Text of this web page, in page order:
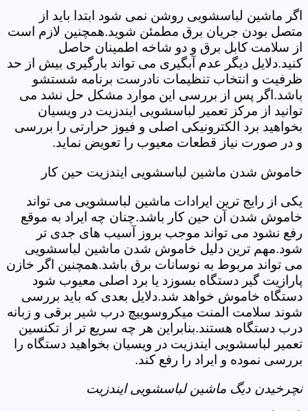
اگر ماشین لباسشویی روشن نمی شود ابتدا باید از
متصل بودن جریان برق مطمئن شوید.همچنین لازم است
از سلامت کابل برق و دو شاخه اطمینان حاصل
کنید.دلایل دیگر عدم آبگیری می تواند بارگیری بیش از حد
ظرفیت و انتخاب تنظیمات نادرست برنامه شستشو
باشد.اگر پس از بررسی این موارد مشکل حل نشد می
توانید از مرکز تعمیر لباسشویی ایندزیت در ویسیان
بخواهید برد الکترونیکی اصلی و فیوز حرارتی را بررسی
و در صورت نیاز قطعات معیوب را تعویض نماید.
خاموش شدن ماشین لباسشویی ایندزیت حین کار
یکی از رایج ترین ایرادات ماشین لباسشویی می تواند
خاموش شدن آن حین کار باشد.چنان چه ایراد به موقع
رفع نشود می تواند موجب بروز آسیب های جدی تر
شود.مهم ترین دلیل خاموش شدن ماشین لباسشویی
می تواند مربوط به نوسانات برق باشد.همچنین اگر خازن
پارازیت گیر دستگاه بسوزد یا برد اصلی معیوب شود
دستگاه خاموش خواهد شد.دلایل بعدی که باید بررسی
شوند سلامت المنت میکروسوییچ درب شیر برقی و زبانه
درب دستگاه هستند.بنابراین هر چه سریع تر از تکنسین
تعمیر لباسشویی ایندزیت در ویسیان بخواهید دستگاه را
بررسی نموده و ایراد را رفع کند.
نچرخیدن دیگ ماشین لباسشویی ایندزیت